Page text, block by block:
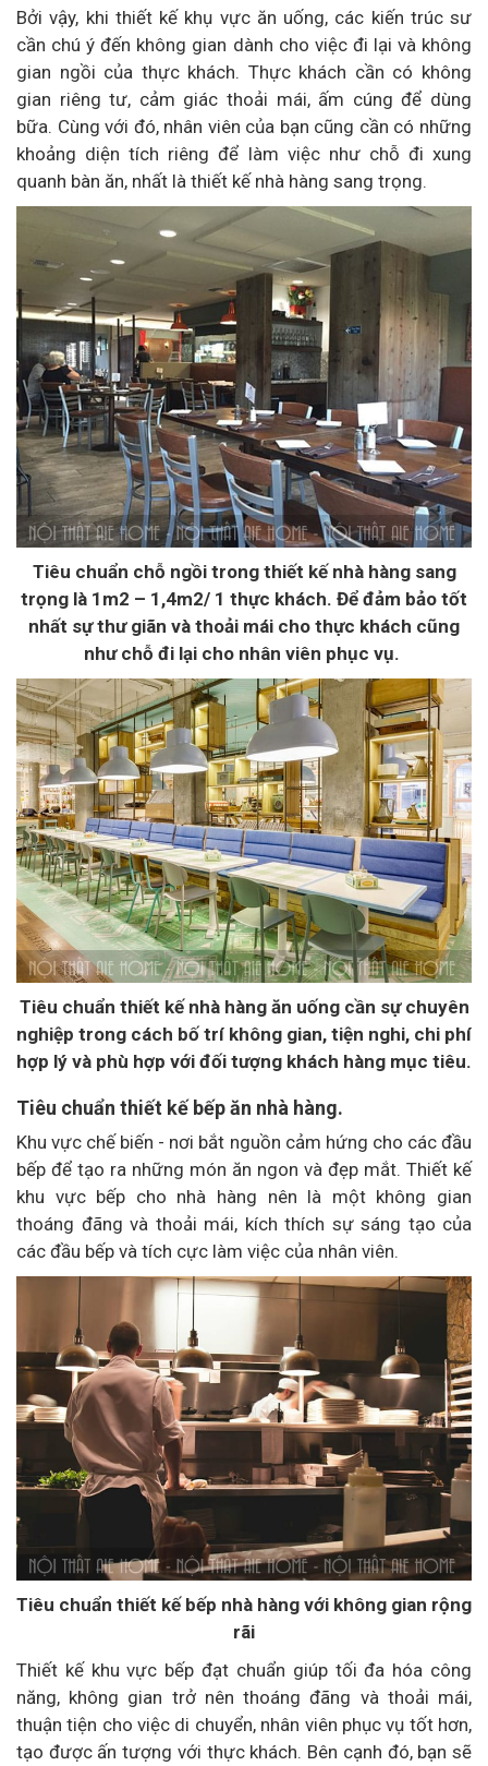
Bởi vậy, khi thiết kế khụ vực ăn uống, các kiến trúc sư
cần chú ý đến không gian dành cho việc đi lại và không
gian ngồi của thực khách. Thực khách cần có không
gian riêng tư, cảm giác thoải mái, ấm cúng để dùng
bữa. Cùng với đó, nhân viên của bạn cũng cần có những
khoảng diện tích riêng để làm việc như chỗ đi xung
quanh bàn ăn, nhất là thiết kế nhà hàng sang trọng.
Tiêu chuẩn chỗ ngồi trong thiết kế nhà hàng sang
trọng là 1m2 – 1,4m2/ 1 thực khách. Để đảm bảo tốt
nhất sự thư giãn và thoải mái cho thực khách cũng
như chỗ đi lại cho nhân viên phục vụ.
Tiêu chuẩn thiết kế nhà hàng ăn uống cần sự chuyên
nghiệp trong cách bố trí không gian, tiện nghi, chi phí
hợp lý và phù hợp với đối tượng khách hàng mục tiêu.
Tiêu chuẩn thiết kế bếp ăn nhà hàng.
Khu vực chế biến - nơi bắt nguồn cảm hứng cho các đầu
bếp để tạo ra những món ăn ngon và đẹp mắt. Thiết kế
khu vực bếp cho nhà hàng nên là một không gian
thoáng đãng và thoải mái, kích thích sự sáng tạo của
các đầu bếp và tích cực làm việc của nhân viên.
Tiêu chuẩn thiết kế bếp nhà hàng với không gian rộng
rãi
Thiết kế khu vực bếp đạt chuẩn giúp tối đa hóa công
năng, không gian trở nên thoáng đãng và thoải mái,
thuận tiện cho việc di chuyển, nhân viên phục vụ tốt hơn,
tạo được ấn tượng với thực khách. Bên cạnh đó, bạn sẽ